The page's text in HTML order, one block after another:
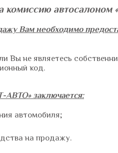
комиссию
Вам необходимо
Вы не являетесь
код.
АВТО» заключается:
автомобиля;
на продажу.